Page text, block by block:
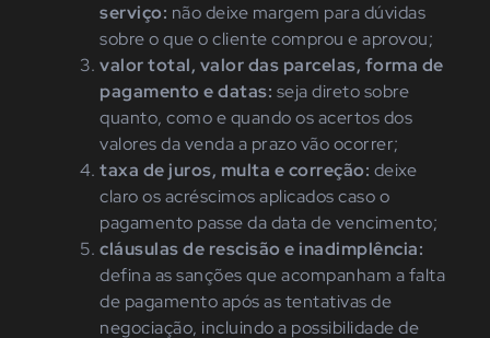
serviço: não deixe margem para dúvidas
sobre o que o cliente comprou e aprovou;
valor total, valor das parcelas, forma de
pagamento e datas: seja direto sobre
quanto, como e quando os acertos dos
valores da venda a prazo vão ocorrer;
taxa de juros, multa e correção: deixe
claro os acréscimos aplicados caso o
pagamento passe da data de vencimento;
cláusulas de rescisão e inadimplência:
defina as sanções que acompanham a falta
de pagamento após as tentativas de
negociação, incluindo a possibilidade de